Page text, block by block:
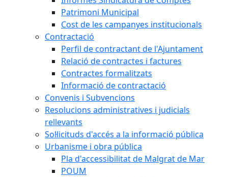
Patrimoni Municipal
Cost de les campanyes institucionals
Contractació
Perfil de contractant de l'Ajuntament
Relació de contractes i factures
Contractes formalitzats
Informació de contractació
Convenis i Subvencions
Resolucions administratives i judicials
rellevants
Sol·licituds d'accés a la informació pública
Urbanisme i obra pública
Pla d'accessibilitat de Malgrat de Mar
POUM